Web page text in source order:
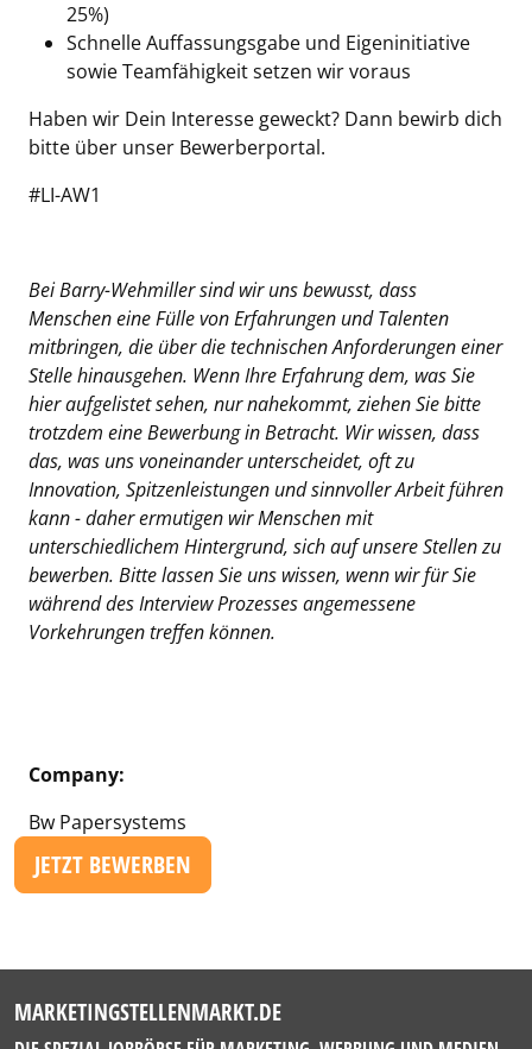
25%)
Schnelle Auffassungsgabe und Eigeninitiative
sowie Teamfähigkeit setzen wir voraus
Haben wir Dein Interesse geweckt? Dann bewirb dich
bitte über unser Bewerberportal.
#LI-AW1
Bei Barry-Wehmiller sind wir uns bewusst, dass
Menschen eine Fülle von Erfahrungen und Talenten
mitbringen, die über die technischen Anforderungen einer
Stelle hinausgehen. Wenn Ihre Erfahrung dem, was Sie
hier aufgelistet sehen, nur nahekommt, ziehen Sie bitte
trotzdem eine Bewerbung in Betracht. Wir wissen, dass
das, was uns voneinander unterscheidet, oft zu
Innovation, Spitzenleistungen und sinnvoller Arbeit führen
kann - daher ermutigen wir Menschen mit
unterschiedlichem Hintergrund, sich auf unsere Stellen zu
bewerben. Bitte lassen Sie uns wissen, wenn wir für Sie
während des Interview Prozesses angemessene
Vorkehrungen treffen können.
Company:
Bw Papersystems
JETZT BEWERBEN
MARKETINGSTELLENMARKT.DE